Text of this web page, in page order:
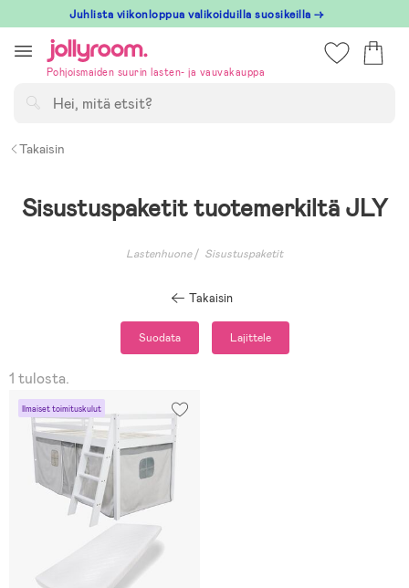
till
innehållet
Juhlista viikonloppua valikoiduilla suosikeilla →
Pohjoismaiden suurin lasten- ja vauvakauppa
Takaisin
Sisustuspaketit tuotemerkiltä JLY
Lastenhuone Sisustuspaketit
Takaisin
Suodata Lajittele
1 tulosta.
Ilmaiset toimituskulut